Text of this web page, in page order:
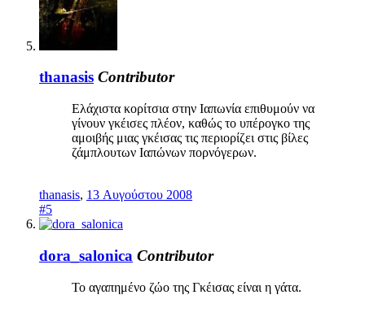
thanasis Contributor
Ελάχιστα κορίτσια στην Ιαπωνία επιθυμούν να
γίνουν γκέισες πλέον, καθώς το υπέρογκο της
αμοιβής μιας γκέισας τις περιορίζει στις βίλες
ζάμπλουτων Ιαπώνων πορνόγερων.
thanasis, 13 Αυγούστου 2008
#5
dora_salonica Contributor
Το αγαπημένο ζώο της Γκέισας είναι η γάτα.